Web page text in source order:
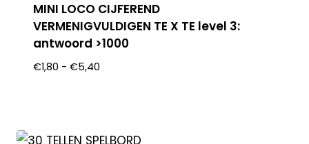
MINI LOCO CIJFEREND
VERMENIGVULDIGEN TE X TE level 3:
antwoord >1000
€1,80 - €5,40